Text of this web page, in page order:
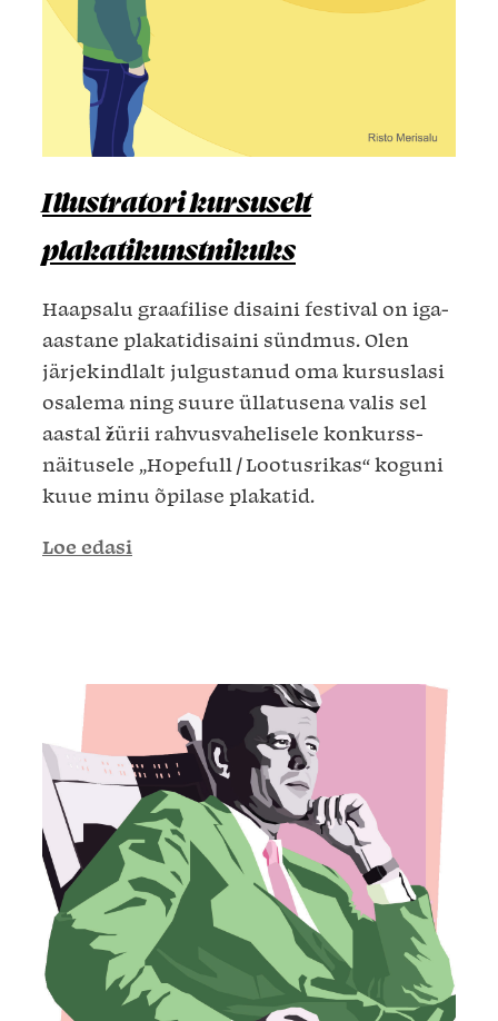
Illustratori kursuselt
plakatikunstnikuks
Haapsalu graafilise disaini festival on iga-
aastane plakatidisaini sündmus. Olen
järjekindlalt julgustanud oma kursuslasi
osalema ning suure üllatusena valis sel
aastal žürii rahvusvahelisele konkurss-
näitusele „Hopefull / Lootusrikas“ koguni
kuue minu õpilase plakatid.
Loe edasi